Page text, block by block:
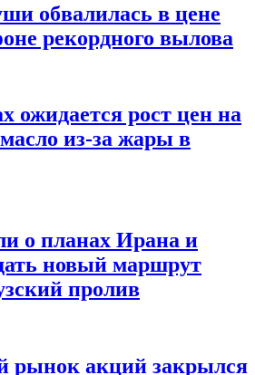
обвалилась в цене
рекордного вылова
ожидается рост цен на
из-за жары в
о планах Ирана и
новый маршрут
пролив
рынок акций закрылся